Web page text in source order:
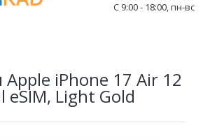
C 9:00 - 18:00, пн-вс
iPhone 17 Air 12
eSIM, Light Gold